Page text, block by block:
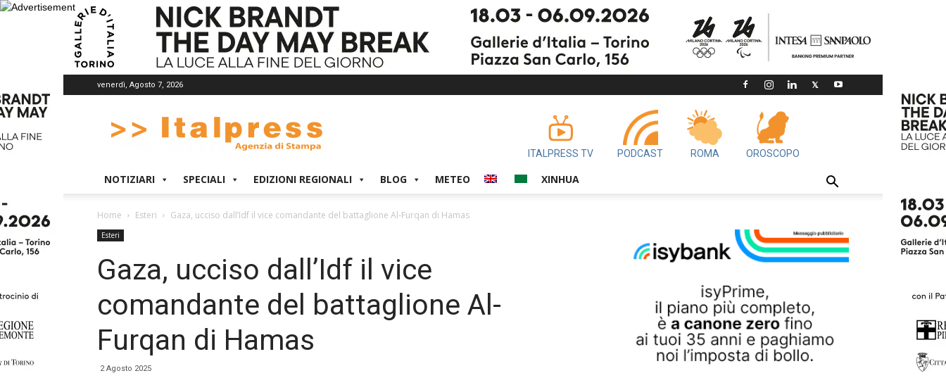
venerdì, Agosto 7, 2026
ITALPRESS TV PODCAST ROMA OROSCOPO
NOTIZIARI SPECIALI EDIZIONI REGIONALI BLOG METEO XINHUA
Home Esteri Gaza, ucciso dall’Idf il vice comandante del battaglione Al-Furqan di Hamas
Esteri
Gaza, ucciso dall’Idf il vice
comandante del battaglione Al-
Furqan di Hamas
2 Agosto 2025